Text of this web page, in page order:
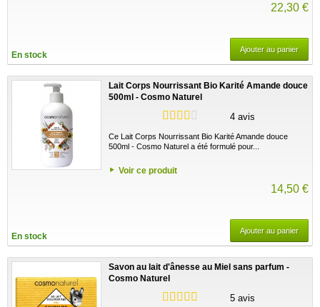
22,30 €
En stock
Ajouter au panier
Lait Corps Nourrissant Bio Karité Amande douce
500ml - Cosmo Naturel
4 avis
Ce Lait Corps Nourrissant Bio Karité Amande douce
500ml - Cosmo Naturel a été formulé pour...
Voir ce produit
14,50 €
En stock
Ajouter au panier
Savon au lait d'ânesse au Miel sans parfum -
Cosmo Naturel
5 avis